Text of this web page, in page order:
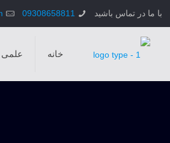
با ما در تماس باشید 09308658811
خانه